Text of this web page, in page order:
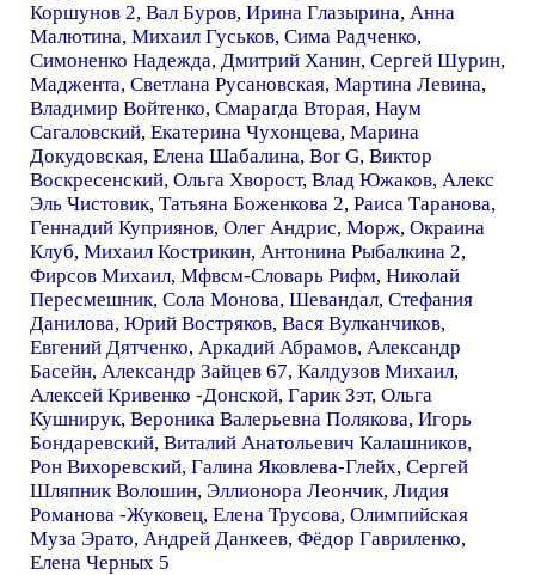
Коршунов 2, Вал Буров, Ирина Глазырина, Анна
Малютина, Михаил Гуськов, Сима Радченко,
Симоненко Надежда, Дмитрий Ханин, Сергей Шурин,
Маджента, Светлана Русановская, Мартина Левина,
Владимир Войтенко, Смарагда Вторая, Наум
Сагаловский, Екатерина Чухонцева, Марина
Докудовская, Елена Шабалина, Bor G, Виктор
Воскресенский, Ольга Хворост, Влад Южаков, Алекс
Эль Чистовик, Татьяна Боженкова 2, Раиса Таранова,
Геннадий Куприянов, Олег Андрис, Морж, Окраина
Клуб, Михаил Кострикин, Антонина Рыбалкина 2,
Фирсов Михаил, Мфвсм-Словарь Рифм, Николай
Пересмешник, Сола Монова, Шевандал, Стефания
Данилова, Юрий Востряков, Вася Вулканчиков,
Евгений Дятченко, Аркадий Абрамов, Александр
Басейн, Александр Зайцев 67, Калдузов Михаил,
Алексей Кривенко -Донской, Гарик Зэт, Ольга
Кушнирук, Вероника Валерьевна Полякова, Игорь
Бондаревский, Виталий Анатольевич Калашников,
Рон Вихоревский, Галина Яковлева-Глейх, Сергей
Шляпник Волошин, Эллионора Леончик, Лидия
Романова -Жуковец, Елена Трусова, Олимпийская
Муза Эрато, Андрей Данкеев, Фёдор Гавриленко,
Елена Черных 5